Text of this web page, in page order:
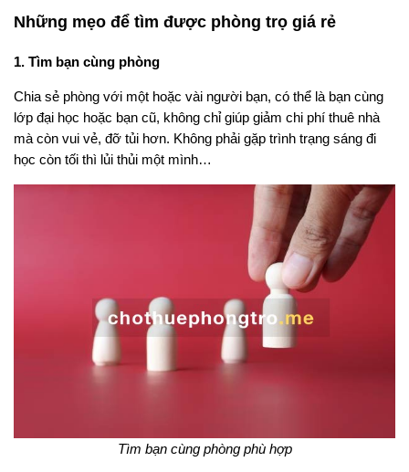
Những mẹo để tìm được phòng trọ giá rẻ
1. Tìm bạn cùng phòng
Chia sẻ phòng với một hoặc vài người bạn, có thể là bạn cùng
lớp đại học hoặc bạn cũ, không chỉ giúp giảm chi phí thuê nhà
mà còn vui vẻ, đỡ tủi hơn. Không phải gặp trình trạng sáng đi
học còn tối thì lủi thủi một mình…
Tìm bạn cùng phòng phù hợp